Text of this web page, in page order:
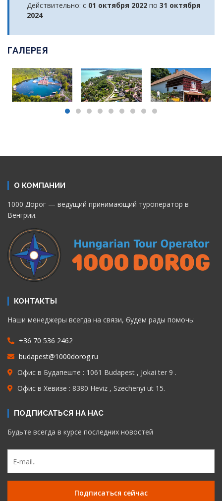
Действительно: с 01 октября 2022 по 31 октября
2024
ГАЛЕРЕЯ
О КОМПАНИИ
1000 Дорог — ведущий принимающий туроператор в
Венгрии.
КОНТАКТЫ
Наши менеджеры всегда на связи, будем рады помочь:
+36 70 536 2462
budapest@1000dorog.ru
Офис в Будапеште : 1061 Budapest , Jokai ter 9 .
Офис в Хевизе : 8380 Heviz , Szechenyi ut 15.
ПОДПИСАТЬСЯ НА НАС
Будьте всегда в курсе последних новостей